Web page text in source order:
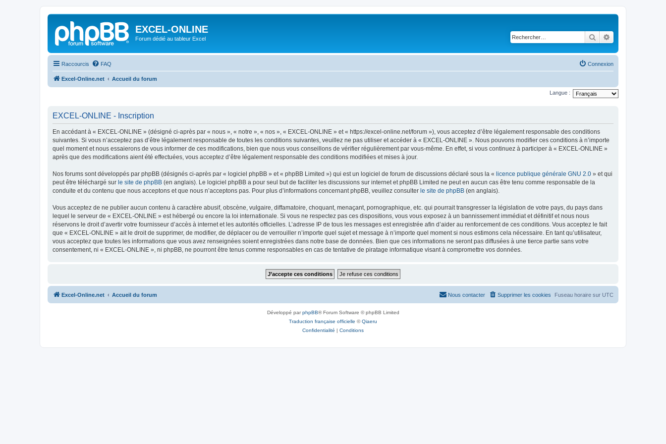
EXCEL-ONLINE
Forum dédié au tableur Excel Rechercher
Raccourcis FAQ Connexion
Excel-Online.net Accueil du forum
Langue :
EXCEL-ONLINE - Inscription
En accédant à « EXCEL-ONLINE » (désigné ci-après par « nous », « notre », « nos », « EXCEL-ONLINE » et « https://excel-online.net/forum »), vous acceptez d’être légalement responsable des conditions
suivantes. Si vous n’acceptez pas d’être légalement responsable de toutes les conditions suivantes, veuillez ne pas utiliser et accéder à « EXCEL-ONLINE ». Nous pouvons modifier ces conditions à n’importe
quel moment et nous essaierons de vous informer de ces modifications, bien que nous vous conseillons de vérifier régulièrement par vous-même. En effet, si vous continuez à participer à « EXCEL-ONLINE »
après que des modifications aient été effectuées, vous acceptez d’être légalement responsable des conditions modifiées et mises à jour.
Nos forums sont développés par phpBB (désignés ci-après par « logiciel phpBB » et « phpBB Limited ») qui est un logiciel de forum de discussions déclaré sous la « licence publique générale GNU 2.0 » et qui
peut être téléchargé sur le site de phpBB (en anglais). Le logiciel phpBB a pour seul but de faciliter les discussions sur internet et phpBB Limited ne peut en aucun cas être tenu comme responsable de la
conduite et du contenu que nous acceptons et que nous n’acceptons pas. Pour plus d’informations concernant phpBB, veuillez consulter le site de phpBB (en anglais).
Vous acceptez de ne publier aucun contenu à caractère abusif, obscène, vulgaire, diffamatoire, choquant, menaçant, pornographique, etc. qui pourrait transgresser la législation de votre pays, du pays dans
lequel le serveur de « EXCEL-ONLINE » est hébergé ou encore la loi internationale. Si vous ne respectez pas ces dispositions, vous vous exposez à un bannissement immédiat et définitif et nous nous
réservons le droit d’avertir votre fournisseur d’accès à internet et les autorités officielles. L’adresse IP de tous les messages est enregistrée afin d’aider au renforcement de ces conditions. Vous acceptez le fait
que « EXCEL-ONLINE » ait le droit de supprimer, de modifier, de déplacer ou de verrouiller n’importe quel sujet et message à n’importe quel moment si nous estimons cela nécessaire. En tant qu’utilisateur,
vous acceptez que toutes les informations que vous avez renseignées soient enregistrées dans notre base de données. Bien que ces informations ne seront pas diffusées à une tierce partie sans votre
consentement, ni « EXCEL-ONLINE », ni phpBB, ne pourront être tenus comme responsables en cas de tentative de piratage informatique visant à compromettre vos données.
Excel-Online.net Accueil du forum Fuseau horaire sur UTC
Supprimer les cookies
Nous contacter
Développé parphpBB® Forum Software © phpBB Limited
Traduction française officielle ©Qiaeru
Confidentialité | Conditions